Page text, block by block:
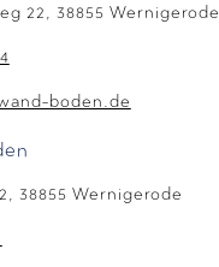
22, 38855 Wernigerode
boden.de
38855 Wernigerode